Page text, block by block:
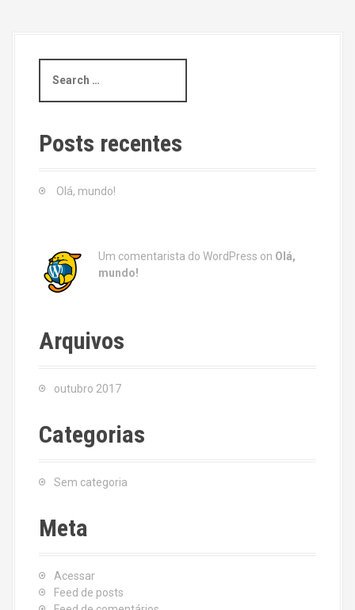
a
c
h
Posts recentes
Olá, mundo!
Um comentarista do WordPress on Olá,
mundo!
Arquivos
outubro 2017
Categorias
Sem categoria
Meta
Acessar
Feed de posts